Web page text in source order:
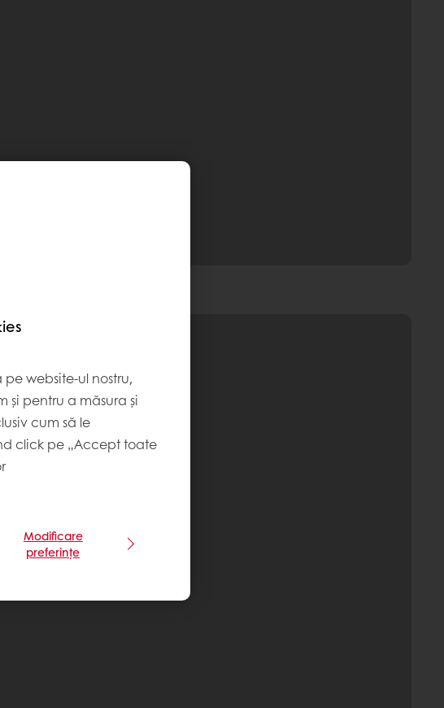
website-ul nostru,
și pentru a măsura și
cum să le
click pe „Accept toate
Modificare
preferințe